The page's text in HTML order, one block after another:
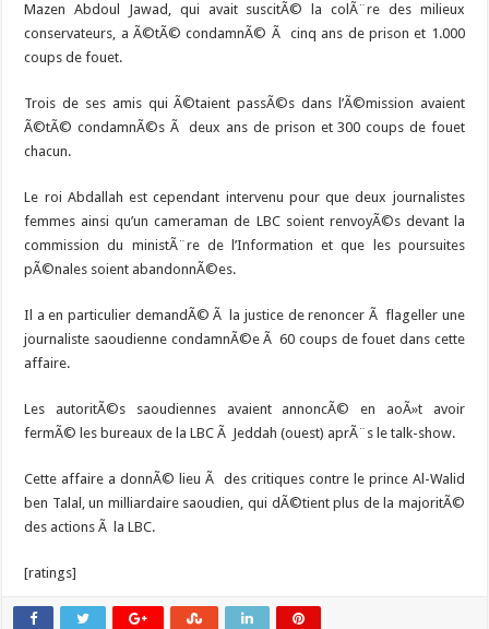
Mazen Abdoul Jawad, qui avait suscitÃ© la colÃ¨re des milieux
conservateurs, a Ã©tÃ© condamnÃ© Ã cinq ans de prison et 1.000
coups de fouet.
Trois de ses amis qui Ã©taient passÃ©s dans l’Ã©mission avaient
Ã©tÃ© condamnÃ©s Ã deux ans de prison et 300 coups de fouet
chacun.
Le roi Abdallah est cependant intervenu pour que deux journalistes
femmes ainsi qu’un cameraman de LBC soient renvoyÃ©s devant la
commission du ministÃ¨re de l’Information et que les poursuites
pÃ©nales soient abandonnÃ©es.
Il a en particulier demandÃ© Ã la justice de renoncer Ã flageller une
journaliste saoudienne condamnÃ©e Ã 60 coups de fouet dans cette
affaire.
Les autoritÃ©s saoudiennes avaient annoncÃ© en aoÃ»t avoir
fermÃ© les bureaux de la LBC Ã Jeddah (ouest) aprÃ¨s le talk-show.
Cette affaire a donnÃ© lieu Ã des critiques contre le prince Al-Walid
ben Talal, un milliardaire saoudien, qui dÃ©tient plus de la majoritÃ©
des actions Ã la LBC.
[ratings]